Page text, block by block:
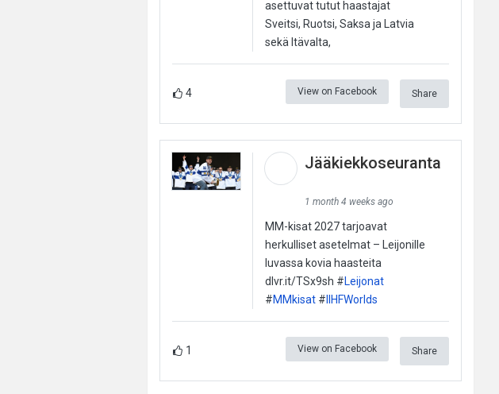
asettuvat tutut haastajat
Sveitsi, Ruotsi, Saksa ja Latvia
sekä Itävalta,
4 View on Facebook Share
Jääkiekkoseuranta
1 month 4 weeks ago
MM-kisat 2027 tarjoavat
herkulliset asetelmat – Leijonille
luvassa kovia haasteita
dlvr.it/TSx9sh #Leijonat
#MMkisat#IIHFWorlds
1 View on Facebook Share